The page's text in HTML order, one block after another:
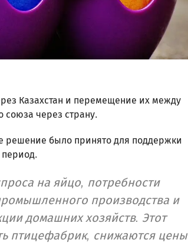
Казахстан и перемещение их между
союза через страну.
решение было принято для поддержки
на яйцо, потребности
производства и
домашних хозяйств. Этот
птицефабрик, снижаются цены